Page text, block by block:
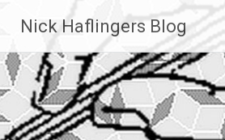
Inhalt
springen
Nick Haflingers Blog